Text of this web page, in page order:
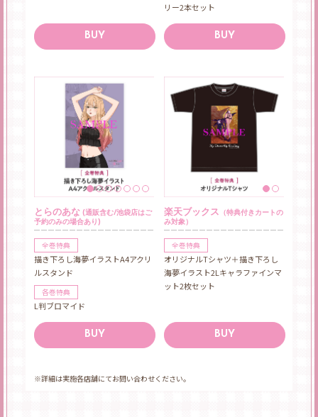
BUY
リー2本セット
BUY
とらのあな(通販含む/池袋店はご
予約のみの場合あり)
全巻特典
描き下ろし海夢イラストA4アクリ
ルスタンド
各巻特典
L判ブロマイド
BUY
楽天ブックス （特典付きカートの
み対象）
全巻特典
オリジナルTシャツ＋描き下ろし
海夢イラスト2Lキャラファインマ
ット2枚セット
BUY
※詳細は実施各店舗にてお問い合わせください。